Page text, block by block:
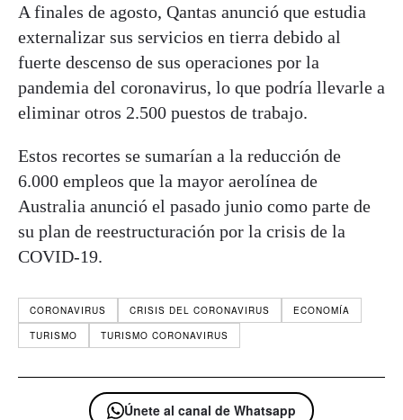
A finales de agosto, Qantas anunció que estudia
externalizar sus servicios en tierra debido al
fuerte descenso de sus operaciones por la
pandemia del coronavirus, lo que podría llevarle a
eliminar otros 2.500 puestos de trabajo.
Estos recortes se sumarían a la reducción de
6.000 empleos que la mayor aerolínea de
Australia anunció el pasado junio como parte de
su plan de reestructuración por la crisis de la
COVID-19.
CORONAVIRUS CRISIS DEL CORONAVIRUS
ECONOMÍA
TURISMO
TURISMO CORONAVIRUS
Únete al canal de Whatsapp